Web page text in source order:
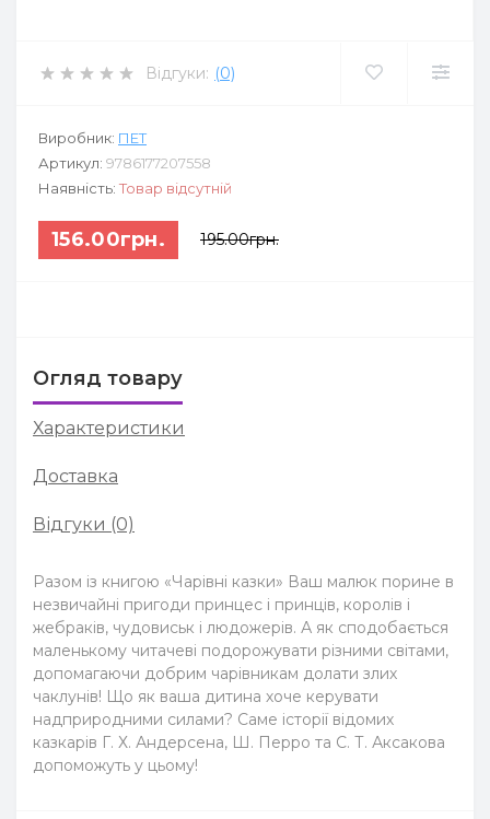
Відгуки: (0)
Виробник: ПЕТ
Артикул: 9786177207558
Наявність: Товар відсутній
156.00грн. 195.00грн.
Огляд товару
Характеристики
Доставка
Відгуки (0)
Разом із книгою «Чарівні казки» Ваш малюк порине в
незвичайні пригоди принцес і принців, королів і
жебраків, чудовиськ і людожерів. А як сподобається
маленькому читачеві подорожувати різними світами,
допомагаючи добрим чарівникам долати злих
чаклунів! Що як ваша дитина хоче керувати
надприродними силами? Саме історії відомих
казкарів Г. Х. Андерсена, Ш. Перро та С. Т. Аксакова
допоможуть у цьому!